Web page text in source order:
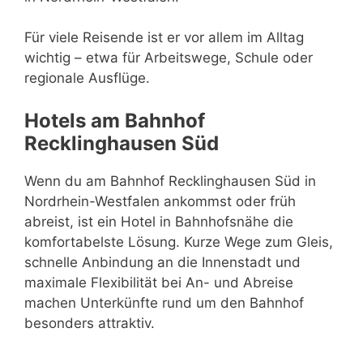
Für viele Reisende ist er vor allem im Alltag
wichtig – etwa für Arbeitswege, Schule oder
regionale Ausflüge.
Hotels am Bahnhof
Recklinghausen Süd
Wenn du am Bahnhof Recklinghausen Süd in
Nordrhein-Westfalen ankommst oder früh
abreist, ist ein Hotel in Bahnhofsnähe die
komfortabelste Lösung. Kurze Wege zum Gleis,
schnelle Anbindung an die Innenstadt und
maximale Flexibilität bei An- und Abreise
machen Unterkünfte rund um den Bahnhof
besonders attraktiv.